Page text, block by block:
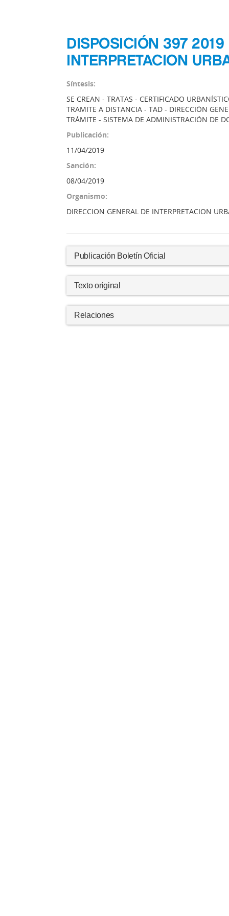
DISPOSICIÓN 397
INTERPRETACION
Síntesis:
SE CREAN - TRATAS - CERTIFICADO
TRAMITE A DISTANCIA - TAD - DIRECCIÓN
TRÁMITE - SISTEMA DE ADMINISTRACIÓN DE
Publicación:
11/04/2019
Sanción:
08/04/2019
Organismo:
DIRECCION GENERAL DE INTERPRETACION
Publicación Boletín Oficial
Texto original
Relaciones